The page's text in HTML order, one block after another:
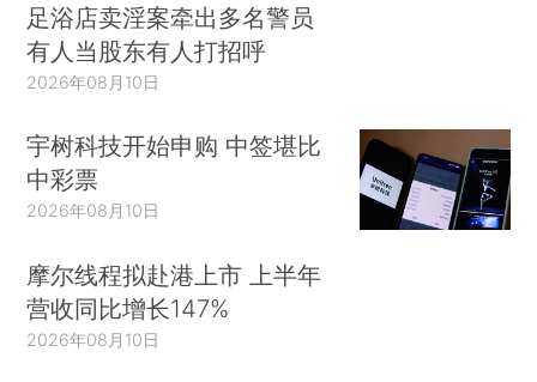
足浴店卖淫案牵出多名警员
有人当股东有人打招呼
2026年08月10日
宇树科技开始申购 中签堪比
中彩票
2026年08月10日
摩尔线程拟赴港上市 上半年
营收同比增长147%
2026年08月10日